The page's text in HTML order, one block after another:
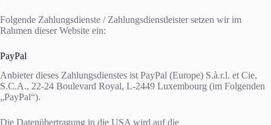
Folgende Zahlungsdienste / Zahlungsdienstleister setzen wir im
Rahmen dieser Website ein:
PayPal
Anbieter dieses Zahlungsdienstes ist PayPal (Europe) S.à.r.l. et Cie,
S.C.A., 22-24 Boulevard Royal, L-2449 Luxembourg (im Folgenden
„PayPal“).
Die Datenübertragung in die USA wird auf die